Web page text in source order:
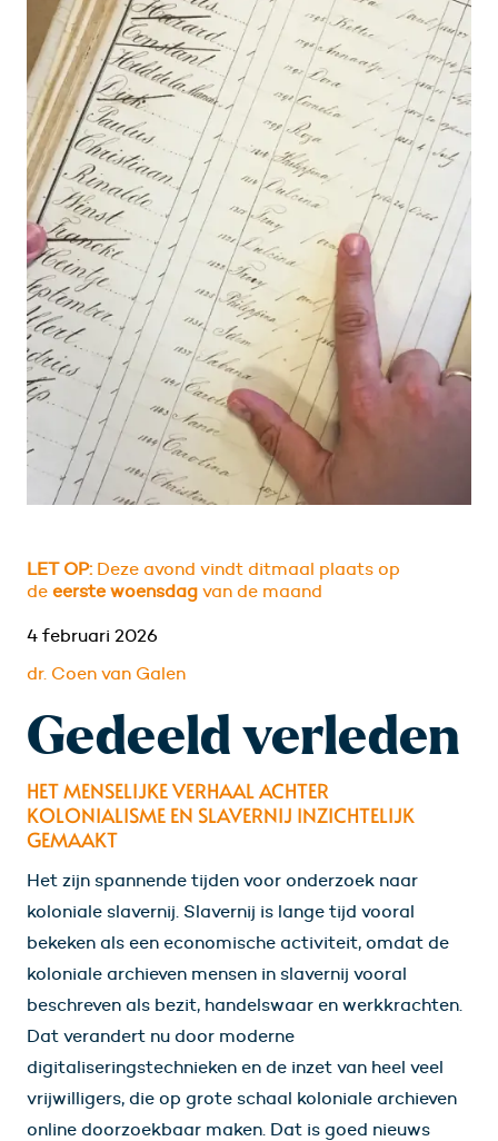
LET OP: Deze avond vindt ditmaal plaats op
de eerste woensdag van de maand
4 februari 2026
dr. Coen van Galen
Gedeeld verleden
HET MENSELIJKE VERHAAL ACHTER
KOLONIALISME EN SLAVERNIJ INZICHTELIJK
GEMAAKT
Het zijn spannende tijden voor onderzoek naar
koloniale slavernij. Slavernij is lange tijd vooral
bekeken als een economische activiteit, omdat de
koloniale archieven mensen in slavernij vooral
beschreven als bezit, handelswaar en werkkrachten.
Dat verandert nu door moderne
digitaliseringstechnieken en de inzet van heel veel
vrijwilligers, die op grote schaal koloniale archieven
online doorzoekbaar maken. Dat is goed nieuws